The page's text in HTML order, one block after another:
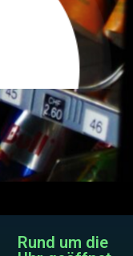
Rund um die